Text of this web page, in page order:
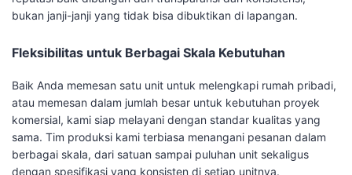
bukan janji-janji yang tidak bisa dibuktikan di lapangan.
Fleksibilitas untuk Berbagai Skala Kebutuhan
Baik Anda memesan satu unit untuk melengkapi rumah pribadi,
atau memesan dalam jumlah besar untuk kebutuhan proyek
komersial, kami siap melayani dengan standar kualitas yang
sama. Tim produksi kami terbiasa menangani pesanan dalam
berbagai skala, dari satuan sampai puluhan unit sekaligus
dengan spesifikasi yang konsisten di setiap unitnya.